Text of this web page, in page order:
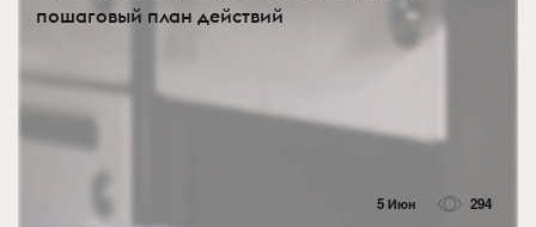
пошаговый план действий
5 Июн 294